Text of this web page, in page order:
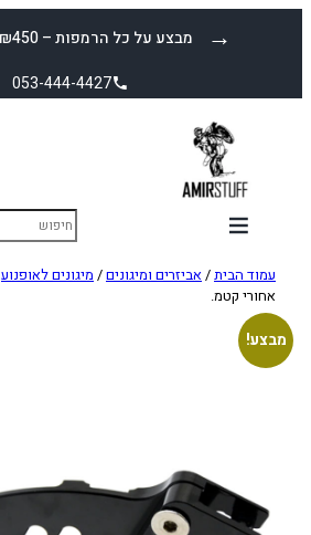
מבצע על כל הרמפות – ₪450 עד הבית! →
053-444-4427
עמוד הבית/אביזרים ומיגונים/ מיגונים לאופנוע
אחורי קטמ.
מבצע!